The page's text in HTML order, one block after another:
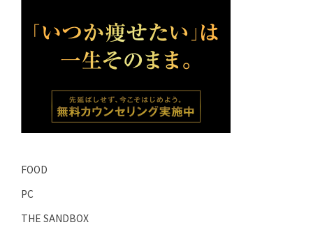
FOOD
PC
THE SANDBOX